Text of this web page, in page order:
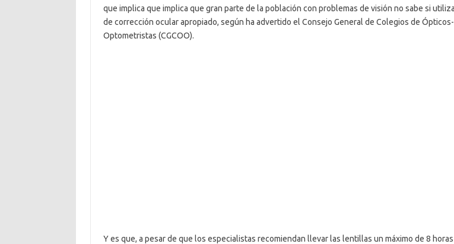
que implica que implica que gran parte de la población con problemas de visión no sabe si
de corrección ocular apropiado, según ha advertido el Consejo General de Colegios de Ópticos-
Optometristas (CGCOO).
Y es que, a pesar de que los especialistas recomiendan llevar las lentillas un máximo de 8 horas